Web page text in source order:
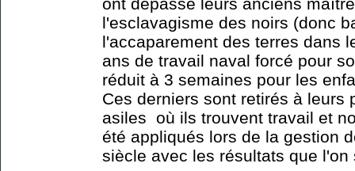
ont dépassé leurs anciens
l'esclavagisme des noirs (donc
l'accaparement des terres dans
ans de travail naval forcé pour
réduit à 3 semaines pour les
Ces derniers sont retirés à leurs
asiles où ils trouvent travail et
été appliqués lors de la gestion
siècle avec les résultats que l'on